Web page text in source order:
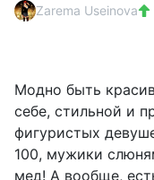
Zarema Useinova
Модно быть
себе, стильной и
фигуристых
100, мужики
мед! А вообще,